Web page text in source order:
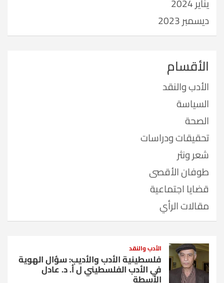
ديسمبر 2023
الأقسام
الأدب والنقد
السياسة
الصحة
تحقيقات ودراسات
شعر ونثر
طوفان الأقصى
قضايا اجتماعية
مقالات الرأي
الأدب والنقد
فلسطينية الأدب والأديب: سؤال الهوية
في الأدب الفلسطيني ل أ. د. عادل
الأسطة